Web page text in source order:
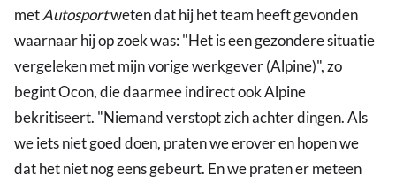
metAutosportweten dat hij het team heeft gevonden
waarnaar hij op zoek was: "Het is een gezondere situatie
vergeleken met mijn vorige werkgever (Alpine)", zo
begint Ocon, die daarmee indirect ook Alpine
bekritiseert. "Niemand verstopt zich achter dingen. Als
we iets niet goed doen, praten we erover en hopen we
dat het niet nog eens gebeurt. En we praten er meteen